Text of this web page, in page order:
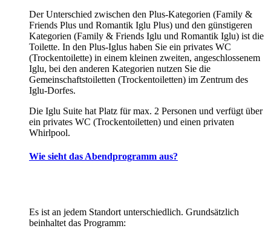
Der Unterschied zwischen den Plus-Kategorien (Family &
Friends Plus und Romantik Iglu Plus) und den günstigeren
Kategorien (Family & Friends Iglu und Romantik Iglu) ist die
Toilette. In den Plus-Iglus haben Sie ein privates WC
(Trockentoilette) in einem kleinen zweiten, angeschlossenem
Iglu, bei den anderen Kategorien nutzen Sie die
Gemeinschaftstoiletten (Trockentoiletten) im Zentrum des
Iglu-Dorfes.
Die Iglu Suite hat Platz für max. 2 Personen und verfügt über
ein privates WC (Trockentoiletten) und einen privaten
Whirlpool.
Wie sieht das Abendprogramm aus?
Es ist an jedem Standort unterschiedlich. Grundsätzlich
beinhaltet das Programm: